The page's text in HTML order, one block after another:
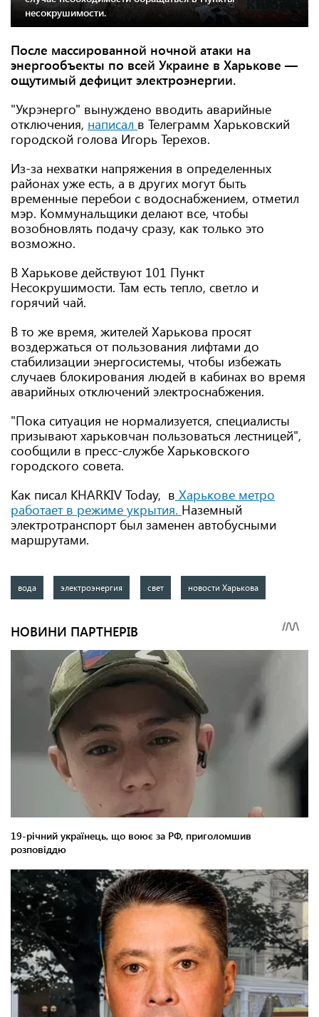
несокрушимости.
После массированной ночной атаки на
энергообъекты по всей Украине в Харькове —
ощутимый дефицит электроэнергии.
"Укрэнерго" вынуждено вводить аварийные
отключения, написал в Телеграмм Харьковский
городской голова Игорь Терехов.
Из-за нехватки напряжения в определенных
районах уже есть, а в других могут быть
временные перебои с водоснабжением, отметил
мэр. Коммунальщики делают все, чтобы
возобновлять подачу сразу, как только это
возможно.
В Харькове действуют 101 Пункт
Несокрушимости. Там есть тепло, светло и
горячий чай.
В то же время, жителей Харькова просят
воздержаться от пользования лифтами до
стабилизации энергосистемы, чтобы избежать
случаев блокирования людей в кабинах во время
аварийных отключений электроснабжения.
"Пока ситуация не нормализуется, специалисты
призывают харьковчан пользоваться лестницей",
сообщили в пресс-службе Харьковского
городского совета.
Как писал KHARKIV Today, в Харькове метро
работает в режиме укрытия. Наземный
электротранспорт был заменен автобусными
маршрутами.
вода электроэнергия свет новости Харькова